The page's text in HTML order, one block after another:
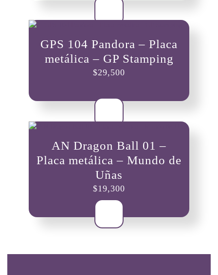
GPS 104 Pandora – Placa
metálica – GP Stamping
$29,500
AN Dragon Ball 01 –
Placa metálica – Mundo de
Uñas
$19,300